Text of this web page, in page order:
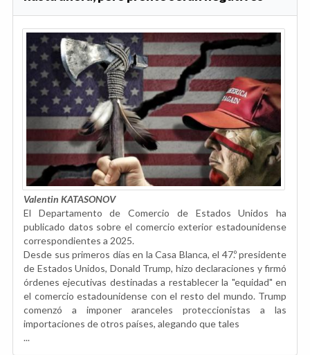
Valentin KATASONOV
El Departamento de Comercio de Estados Unidos ha
publicado datos sobre el comercio exterior estadounidense
correspondientes a 2025.
Desde sus primeros días en la Casa Blanca, el 47.º presidente
de Estados Unidos, Donald Trump, hizo declaraciones y firmó
órdenes ejecutivas destinadas a restablecer la "equidad" en
el comercio estadounidense con el resto del mundo. Trump
comenzó a imponer aranceles proteccionistas a las
importaciones de otros países, alegando que tales
...